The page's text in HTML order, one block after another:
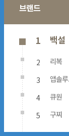
브랜드
1 백설
2 리복
3 앱솔
4 큐원
5 구찌